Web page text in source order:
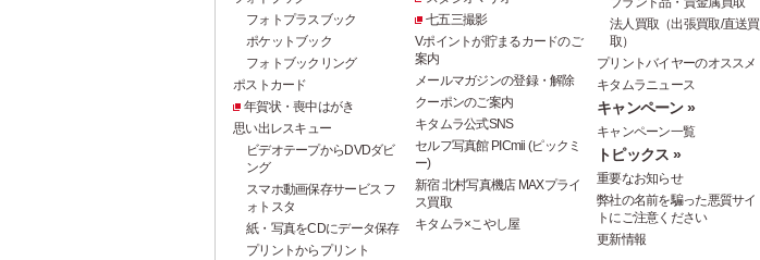
フォトプラスブック
ポケットブック
フォトブックリング
ポストカード
年賀状・喪中はがき
思い出レスキュー
ビデオテープからDVDダビ
ング
スマホ動画保存サービス フ
ォトスタ
紙・写真をCDにデータ保存
プリントからプリント
七五三撮影
Vポイントが貯まるカードのご
案内
メールマガジンの登録・解除
クーポンのご案内
キタムラ公式SNS
セルフ写真館 PICmii (ピックミ
ー)
新宿 北村写真機店 MAXプライ
ス買取
キタムラ×こやし屋
法人買取（出張買取/直送買
取）
プリントバイヤーのオススメ
キタムラニュース
キャンペーン »
キャンペーン一覧
トピックス »
重要なお知らせ
弊社の名前を騙った悪質サイ
トにご注意ください
更新情報